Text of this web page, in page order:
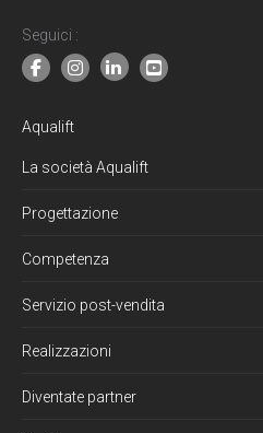
Seguici :
Aqualift
La società Aqualift
Progettazione
Competenza
Servizio post-vendita
Realizzazioni
Diventate partner